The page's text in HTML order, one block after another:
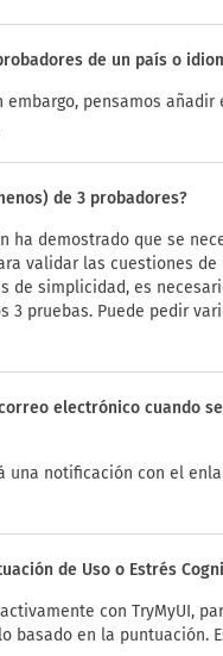
de un país o
embargo, pensamos
de 3 probadores?
ha demostrado que se
validar las cuestiones de
de simplicidad, es
3 pruebas. Puede pedir
electrónico cuando
una notificación con el
de Uso o Estrés
con TryMyUI,
basado en la puntuación.